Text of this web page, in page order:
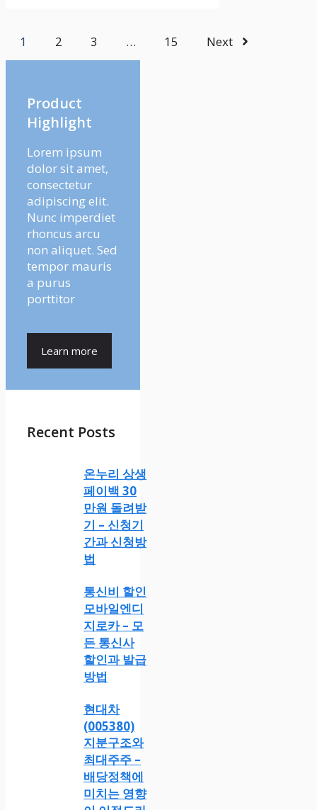
1 2 3 … 15 Next
Product
Highlight
Lorem ipsum
dolor sit amet,
consectetur
adipiscing elit.
Nunc imperdiet
rhoncus arcu
non aliquet. Sed
tempor mauris
a purus
porttitor
Learn more
Recent Posts
온누리 상생
페이백 30
만원 돌려받
기 – 신청기
간과 신청방
법
통신비 할인
모바일엔디
지로카 – 모
든 통신사
할인과 발급
방법
현대차
(005380)
지분구조와
최대주주 –
배당정책에
미치는 영향